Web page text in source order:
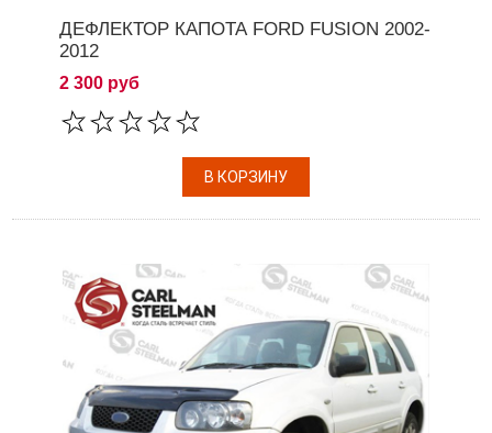
ДЕФЛЕКТОР КАПОТА FORD FUSION 2002-
2012
2 300 руб